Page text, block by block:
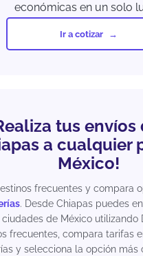
económicas en un solo
Ir a cotizar
tus envíos
a cualquier
México!
frecuentes y compara
. Desde Chiapas puedes
de México utilizando
frecuentes, compara tarifas
y selecciona la opción más